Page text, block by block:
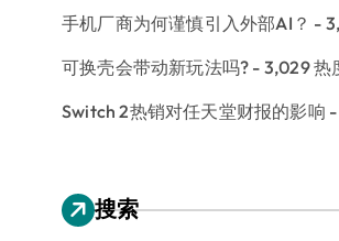
手机厂商为何谨慎引入外部AI？ -
可换壳会带动新玩法吗? - 3,029 热
Switch 2热销对任天堂财报的影响
搜索